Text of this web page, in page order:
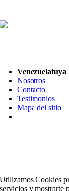
Venezuelatuya
Nosotros
Contacto
Testimonios
Mapa del sitio
Utilizamos Cookies
servicios y mostrarte